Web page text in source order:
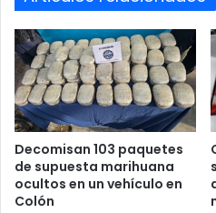
Este caso sigue siendo de
que la desaparición de los
indignación y denuncias a
Organizaciones defensoras
exigido justicia y el
mientras la Fiscalía continúa
capturar a los prófugos
Birmania
Decomisan 103 paquetes
de supuesta marihuana
ocultos en un vehículo en
Colón